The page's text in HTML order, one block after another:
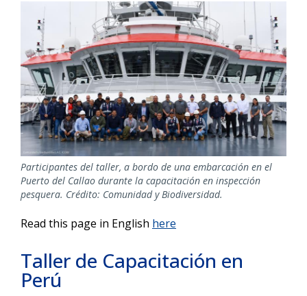
Participantes del taller, a bordo de una embarcación en el
Puerto del Callao durante la capacitación en inspección
pesquera. Crédito: Comunidad y Biodiversidad.
Read this page in English here
Taller de Capacitación en
Perú